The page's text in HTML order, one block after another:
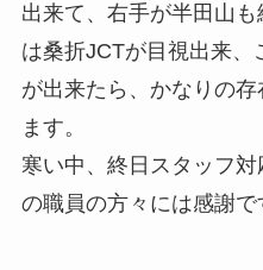
出来て、右手が半田山
は桑折JCTが目視出来、
が出来たら、かなりの
ます。
寒い中、終日スタッフ
の職員の方々には感謝で